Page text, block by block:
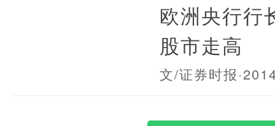
欧洲央行行
股市走高
文/证券时报